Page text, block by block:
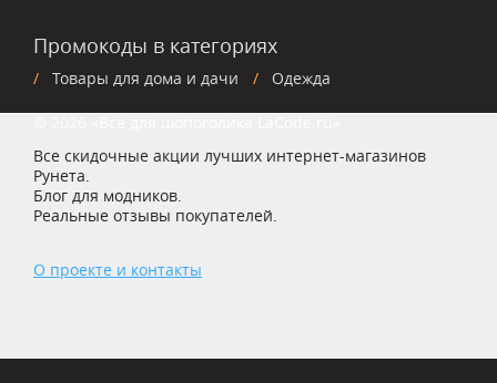
Промокоды в категориях
Товары для дома и дачи Одежда
Все скидочные акции лучших интернет-магазинов
Рунета.
Блог для модников.
Реальные отзывы покупателей.
О проекте и контакты